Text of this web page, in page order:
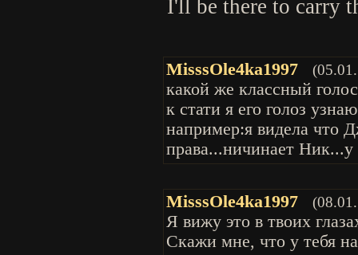
I'll be there to carry
MisssOle4ka1997
какой же классный
к стати я его голоз
например:я видела что
права...ничинает
MisssOle4ka1997
Я вижу это в твоих
Скажи мне, что у тебя